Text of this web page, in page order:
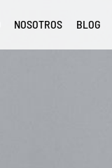
NOSOTROS BLOG